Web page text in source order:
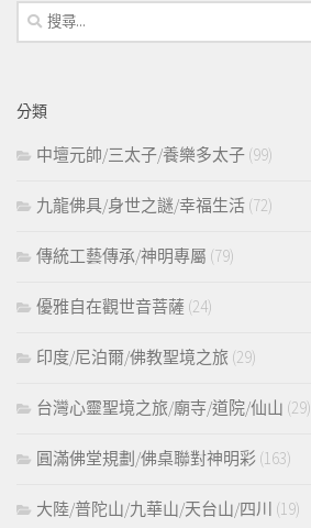
搜
尋
字:
分類
中壇元帥/三太子/養樂多太子 (99)
九龍佛具/身世之謎/幸福生活 (72)
傳統工藝傳承/神明專屬 (79)
優雅自在觀世音菩薩 (24)
印度/尼泊爾/佛教聖境之旅 (29)
台灣心靈聖境之旅/廟寺/道院/仙山 (29)
圓滿佛堂規劃/佛桌聯對神明彩 (163)
大陸/普陀山/九華山/天台山/四川 (19)